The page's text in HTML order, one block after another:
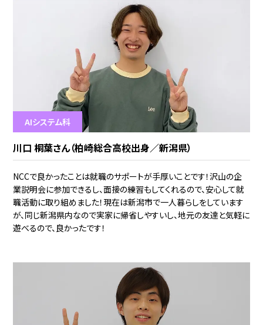
AIシステム科
川口 桐葉さん（柏崎総合高校出身／新潟県）
NCCで良かったことは就職のサポートが手厚いことです！沢山の企
業説明会に参加できるし、面接の練習もしてくれるので、安心して就
職活動に取り組めました！現在は新潟市で一人暮らしをしています
が、同じ新潟県内なので実家に帰省しやすいし、地元の友達と気軽に
遊べるので、良かったです！